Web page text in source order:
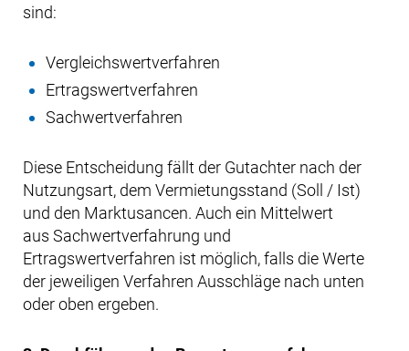
sind:
Vergleichswertverfahren
Ertragswertverfahren
Sachwertverfahren
Diese Entscheidung fällt der Gutachter nach der
Nutzungsart, dem Vermietungsstand (Soll / Ist)
und den Marktusancen. Auch ein Mittelwert
aus Sachwertverfahrung und
Ertragswertverfahren ist möglich, falls die Werte
der jeweiligen Verfahren Ausschläge nach unten
oder oben ergeben.